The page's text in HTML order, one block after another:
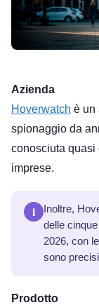
Azienda
Hoverwatch è un
spionaggio da
conosciuta quasi
imprese.
i
Inoltre,
delle
2026, con
sono
Prodotto